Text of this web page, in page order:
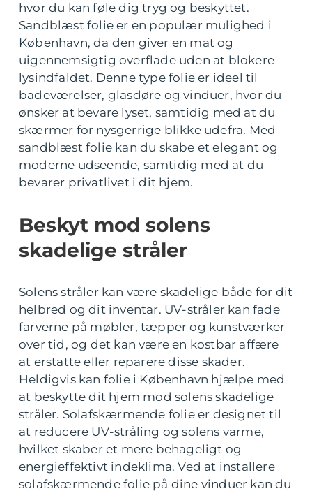
hvor du kan føle dig tryg og beskyttet.
Sandblæst folie er en populær mulighed i
København, da den giver en mat og
uigennemsigtig overflade uden at blokere
lysindfaldet. Denne type folie er ideel til
badeværelser, glasdøre og vinduer, hvor du
ønsker at bevare lyset, samtidig med at du
skærmer for nysgerrige blikke udefra. Med
sandblæst folie kan du skabe et elegant og
moderne udseende, samtidig med at du
bevarer privatlivet i dit hjem.
Beskyt mod solens
skadelige stråler
Solens stråler kan være skadelige både for dit
helbred og dit inventar. UV-stråler kan fade
farverne på møbler, tæpper og kunstværker
over tid, og det kan være en kostbar affære
at erstatte eller reparere disse skader.
Heldigvis kan folie i København hjælpe med
at beskytte dit hjem mod solens skadelige
stråler. Solafskærmende folie er designet til
at reducere UV-stråling og solens varme,
hvilket skaber et mere behageligt og
energieffektivt indeklima. Ved at installere
solafskærmende folie på dine vinduer kan du